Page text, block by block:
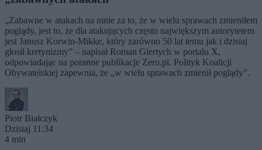
„Zabawne w atakach na mnie za to, że w wielu sprawach zmieniłem
poglądy, jest to, że dla atakujących często największym autorytetem
jest Janusz Korwin-Mikke, który zarówno 50 lat temu jak i dzisiaj
głosił kretynizmy” – napisał Roman Giertych w portalu X,
odpowiadając na poranne publikacje Zero.pl. Polityk Koalicji
Obywatelskiej zapewnia, że „w wielu sprawach zmienił poglądy”.
Piotr Białczyk
Dzisiaj 11:34
4 min